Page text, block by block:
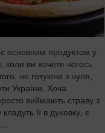
основним продуктом у
коли ви хочете чогось
не готуючи з нуля,
України. Хоча
виймають страву з
її в духовку, є